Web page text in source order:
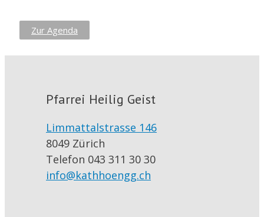
Zur Agenda
Pfarrei Heilig Geist
Limmattalstrasse 146
8049 Zürich
Telefon 043 311 30 30
info@kathhoengg.ch